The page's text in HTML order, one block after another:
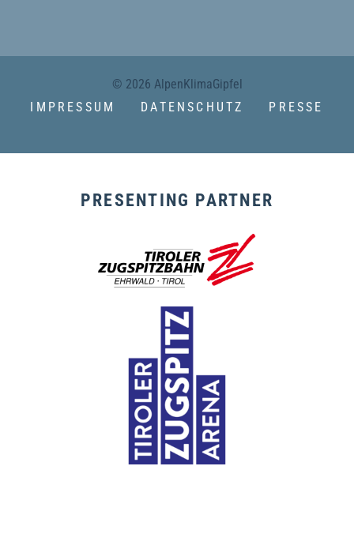
© 2026 AlpenKlimaGipfel
IMPRESSUM
DATENSCHUTZ PRESSE
PRESENTING PARTNER